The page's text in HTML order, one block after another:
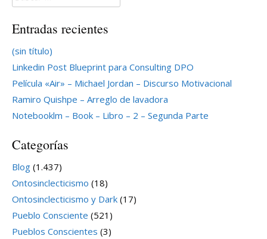
Entradas recientes
(sin título)
Linkedin Post Blueprint para Consulting DPO
Película «Air» – Michael Jordan – Discurso Motivacional
Ramiro Quishpe – Arreglo de lavadora
Notebooklm – Book – Libro – 2 – Segunda Parte
Categorías
Blog (1.437)
Ontosinclecticismo (18)
Ontosinclecticismo y Dark (17)
Pueblo Consciente (521)
Pueblos Conscientes (3)